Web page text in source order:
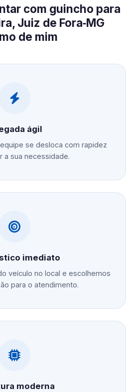
com guincho para
Juiz de Fora‑MG
de mim
ágil
se desloca com rapidez
a sua necessidade.
imediato
veículo no local e escolhemos
para o atendimento.
moderna